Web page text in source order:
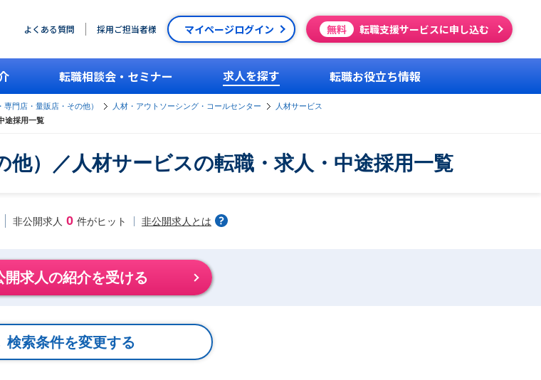
よくある質問 採用ご担当者様 マイページログイン 無料 転職支援サービスに申し込む
転職相談会・セミナー 求人を探す 転職お役立ち情報
専門店・量販店・その他） 人材・アウトソーシング・コールセンター
人材サービス
途採用一覧
他）／人材サービスの転職・求人・中途採用一覧
非公開求人 0 件がヒット 非公開求人とは
開求人の紹介を受ける
検索条件を変更する